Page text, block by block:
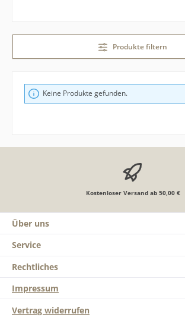
Produkte filtern
Keine Produkte gefunden.
Kostenloser Versand ab 50,00 €
Über uns
Service
Rechtliches
Impressum
Vertrag widerrufen